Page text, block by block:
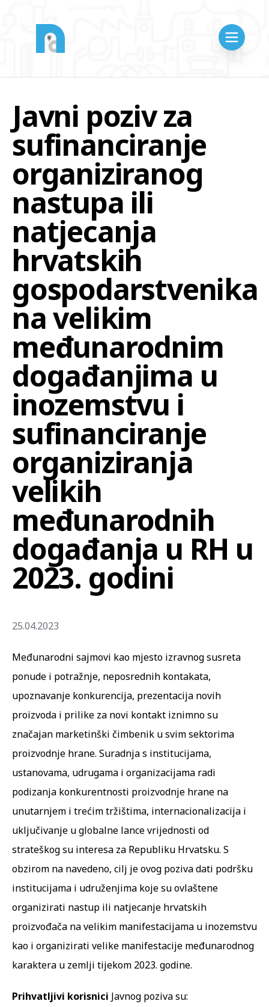
Javni poziv za
sufinanciranje
organiziranog
nastupa ili
natjecanja
hrvatskih
gospodarstvenika
na velikim
međunarodnim
događanjima u
inozemstvu i
sufinanciranje
organiziranja
velikih
međunarodnih
događanja u RH u
2023. godini
25.04.2023
Međunarodni sajmovi kao mjesto izravnog susreta
ponude i potražnje, neposrednih kontakata,
upoznavanje konkurencija, prezentacija novih
proizvoda i prilike za novi kontakt iznimno su
značajan marketinški čimbenik u svim sektorima
proizvodnje hrane. Suradnja s institucijama,
ustanovama, udrugama i organizacijama radi
podizanja konkurentnosti proizvodnje hrane na
unutarnjem i trećim tržištima, internacionalizacija i
uključivanje u globalne lance vrijednosti od
strateškog su interesa za Republiku Hrvatsku. S
obzirom na navedeno, cilj je ovog poziva dati podršku
institucijama i udruženjima koje su ovlaštene
organizirati nastup ili natjecanje hrvatskih
proizvođača na velikim manifestacijama u inozemstvu
kao i organizirati velike manifestacije međunarodnog
karaktera u zemlji tijekom 2023. godine.
Prihvatljivi korisnici Javnog poziva su: